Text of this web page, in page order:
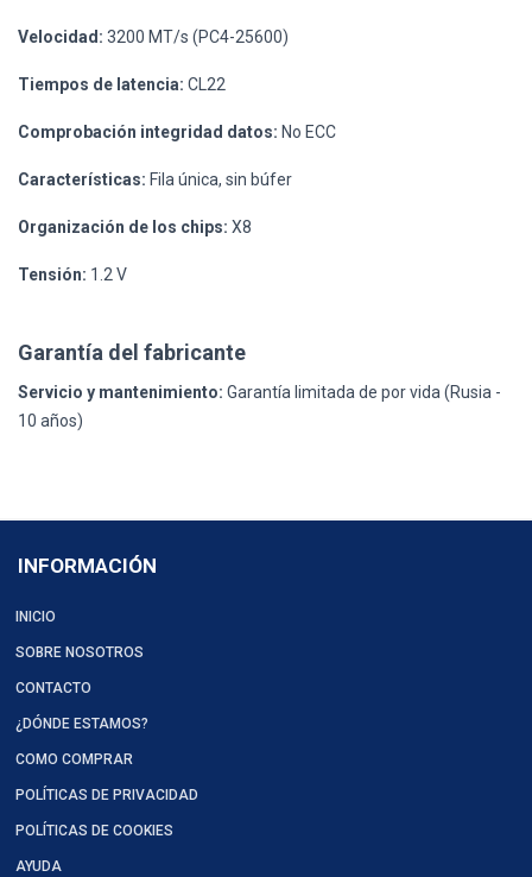
Velocidad: 3200 MT/s (PC4-25600)
Tiempos de latencia: CL22
Comprobación integridad datos: No ECC
Características: Fila única, sin búfer
Organización de los chips: X8
Tensión: 1.2 V
Garantía del fabricante
Servicio y mantenimiento: Garantía limitada de por vida (Rusia -
10 años)
INFORMACIÓN
INICIO
SOBRE NOSOTROS
CONTACTO
¿DÓNDE ESTAMOS?
COMO COMPRAR
POLÍTICAS DE PRIVACIDAD
POLÍTICAS DE COOKIES
AYUDA